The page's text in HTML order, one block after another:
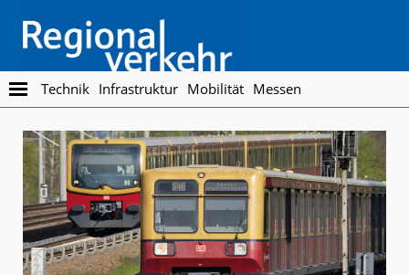
main
content
footer
Regionalverkehr
Die
Fachzeitschrift
den
Öffentlichen
Personennahverkehr
Technik Infrastruktur Mobilität Messen